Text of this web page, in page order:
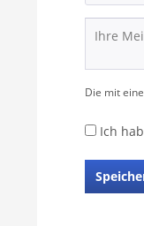
Die mit
Ich